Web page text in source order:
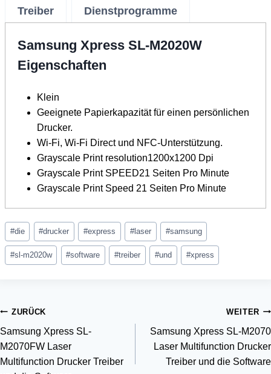
Treiber
Dienstprogramme
Samsung Xpress SL-M2020W
Eigenschaften
Klein
Geeignete Papierkapazität für einen persönlichen
Drucker.
Wi-Fi, Wi-Fi Direct und NFC-Unterstützung.
Grayscale Print resolution1200x1200 Dpi
Grayscale Print SPEED21 Seiten Pro Minute
Grayscale Print Speed 21 Seiten Pro Minute
Schlagworte:
#die #drucker #express #laser #samsung
#sl-m2020w #software #treiber #und #xpress
Beitragsnavigation
ZURÜCK
Samsung Xpress SL-
M2070FW Laser
Multifunction Drucker Treiber
WEITER
Samsung Xpress SL-M2070
Laser Multifunction Drucker
Treiber und die Software